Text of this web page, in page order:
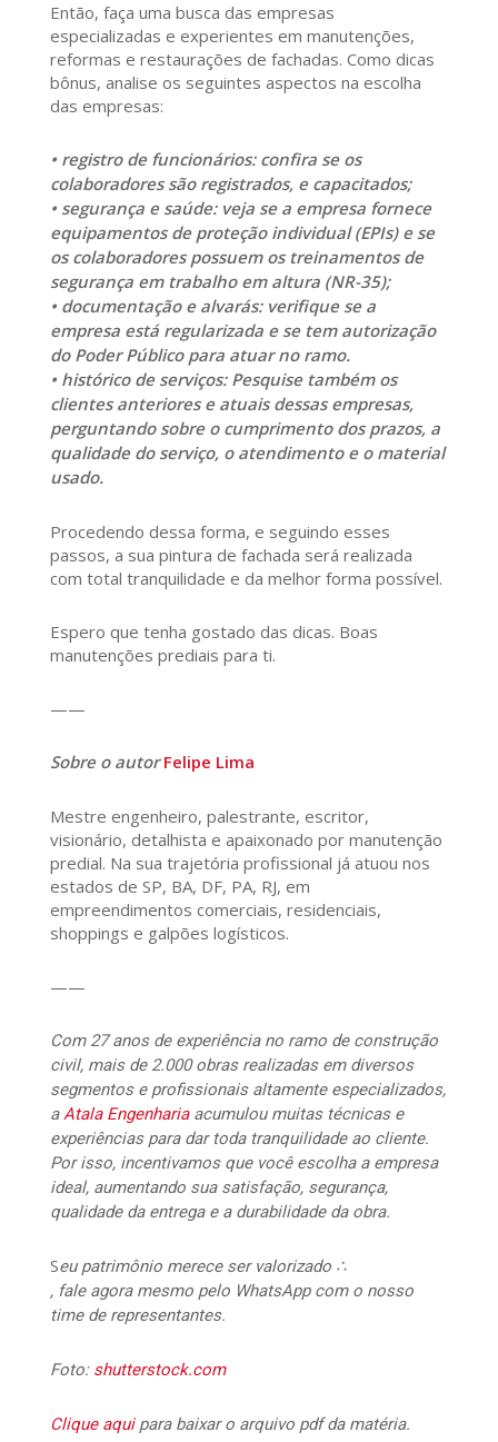
Então, faça uma busca das empresas
especializadas e experientes em manutenções,
reformas e restaurações de fachadas. Como dicas
bônus, analise os seguintes aspectos na escolha
das empresas:
• registro de funcionários: confira se os
colaboradores são registrados, e capacitados;
• segurança e saúde: veja se a empresa fornece
equipamentos de proteção individual (EPIs) e se
os colaboradores possuem os treinamentos de
segurança em trabalho em altura (NR-35);
• documentação e alvarás: verifique se a
empresa está regularizada e se tem autorização
do Poder Público para atuar no ramo.
• histórico de serviços: Pesquise também os
clientes anteriores e atuais dessas empresas,
perguntando sobre o cumprimento dos prazos, a
qualidade do serviço, o atendimento e o material
usado.
Procedendo dessa forma, e seguindo esses
passos, a sua pintura de fachada será realizada
com total tranquilidade e da melhor forma possível.
Espero que tenha gostado das dicas. Boas
manutenções prediais para ti.
——
Sobre o autorFelipe Lima
Mestre engenheiro, palestrante, escritor,
visionário, detalhista e apaixonado por manutenção
predial. Na sua trajetória profissional já atuou nos
estados de SP, BA, DF, PA, RJ, em
empreendimentos comerciais, residenciais,
shoppings e galpões logísticos.
——
Com 27 anos de experiência no ramo de construção
civil, mais de 2.000 obras realizadas em diversos
segmentos e profissionais altamente especializados,
aAtala Engenhariaacumulou muitas técnicas e
experiências para dar toda tranquilidade ao cliente.
Por isso, incentivamos que você escolha a empresa
ideal, aumentando sua satisfação, segurança,
qualidade da entrega e a durabilidade da obra.
Seu patrimônio merece ser valorizado ∴
, fale agora mesmo pelo WhatsApp com o nosso
time de representantes.
Foto: shutterstock.com
Clique aquipara baixar o arquivo pdf da matéria.